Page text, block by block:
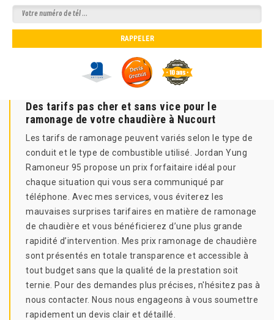
Des tarifs pas cher et sans vice pour le
ramonage de votre chaudière à Nucourt
Les tarifs de ramonage peuvent variés selon le type de
conduit et le type de combustible utilisé. Jordan Yung
Ramoneur 95 propose un prix forfaitaire idéal pour
chaque situation qui vous sera communiqué par
téléphone. Avec mes services, vous éviterez les
mauvaises surprises tarifaires en matière de ramonage
de chaudière et vous bénéficierez d’une plus grande
rapidité d’intervention. Mes prix ramonage de chaudière
sont présentés en totale transparence et accessible à
tout budget sans que la qualité de la prestation soit
ternie. Pour des demandes plus précises, n'hésitez pas à
nous contacter. Nous nous engageons à vous soumettre
rapidement un devis clair et détaillé.